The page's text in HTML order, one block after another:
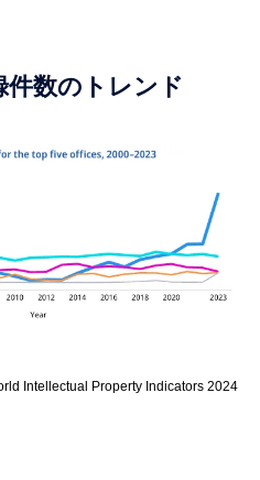
件数のトレンド
Intellectual Property Indicators 2024